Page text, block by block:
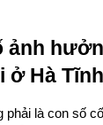
ảnh
ở Hà Tĩnh
phải là con số